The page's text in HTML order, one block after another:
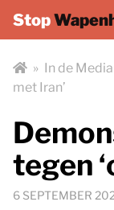
Stop
» In de Media
met Iran’
tegen
6 SEPTEMBER